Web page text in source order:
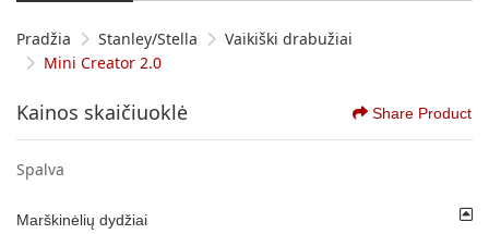
Pradžia Stanley/Stella
Vaikiški drabužiai
Mini Creator 2.0
Kainos skaičiuoklė Share Product
Spalva
Marškinėlių dydžiai